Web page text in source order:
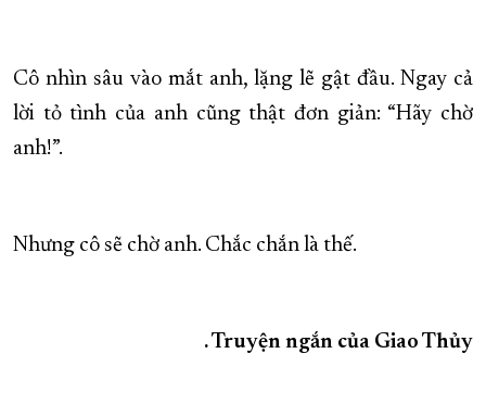
Cô nhìn sâu vào mắt anh, lặng lẽ gật đầu. Ngay cả
lời tỏ tình của anh cũng thật đơn giản: “Hãy chờ
anh!”.
Nhưng cô sẽ chờ anh. Chắc chắn là thế.
. Truyện ngắn của Giao Thủy